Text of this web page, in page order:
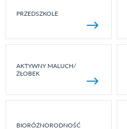
PRZEDSZKOLE
AKTYWNY MALUCH/
ŻŁOBEK
BIORÓŻNORODNOŚĆ